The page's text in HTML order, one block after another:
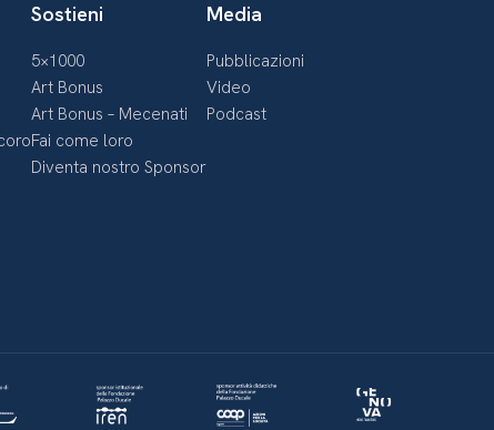
Sostieni
5×1000
Art Bonus
Art Bonus – Mecenati
Fai come loro
Diventa nostro Sponsor
Media
Pubblicazioni
Video
Podcast